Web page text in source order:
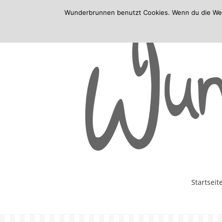
Startseite
Wunderbrunnen benutzt Cookies. Wenn du die